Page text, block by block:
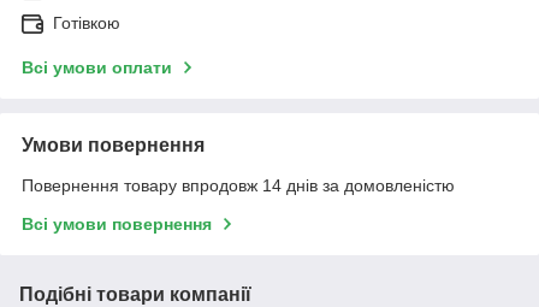
Готівкою
Всі умови оплати
Умови повернення
Повернення товару впродовж 14 днів за домовленістю
Всі умови повернення
Подібні товари компанії